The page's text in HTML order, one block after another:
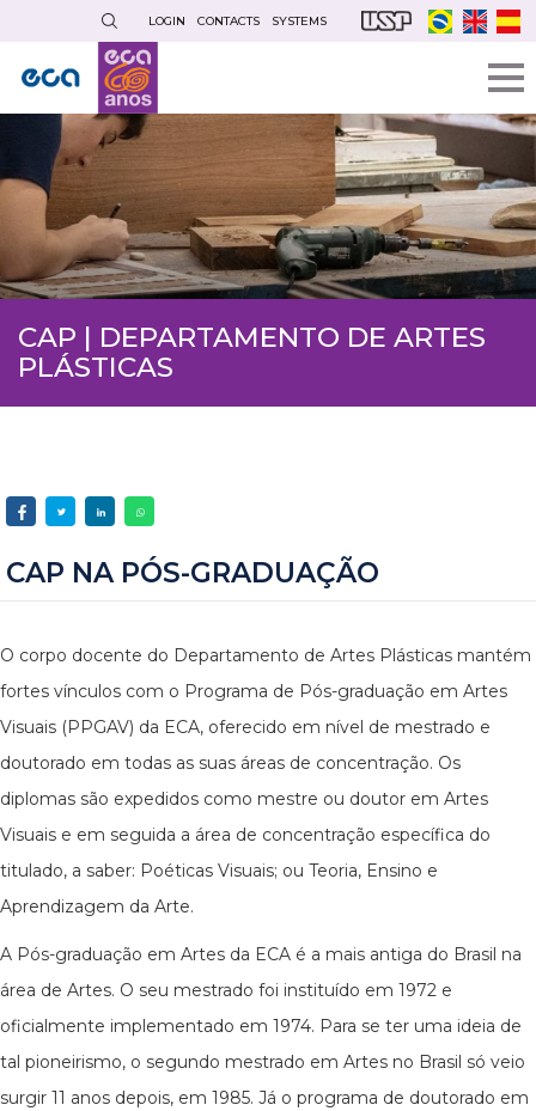
main
content
LOGIN CONTACTS SYSTEMS
CAP | DEPARTAMENTO DE ARTES
PLÁSTICAS
CAP NA PÓS-GRADUAÇÃO
O corpo docente do Departamento de Artes Plásticas mantém
fortes vínculos com o Programa de Pós-graduação em Artes
Visuais (PPGAV) da ECA, oferecido em nível de mestrado e
doutorado em todas as suas áreas de concentração. Os
diplomas são expedidos como mestre ou doutor em Artes
Visuais e em seguida a área de concentração específica do
titulado, a saber: Poéticas Visuais; ou Teoria, Ensino e
Aprendizagem da Arte.
A Pós-graduação em Artes da ECA é a mais antiga do Brasil na
área de Artes. O seu mestrado foi instituído em 1972 e
oficialmente implementado em 1974. Para se ter uma ideia de
tal pioneirismo, o segundo mestrado em Artes no Brasil só veio
surgir 11 anos depois, em 1985. Já o programa de doutorado em